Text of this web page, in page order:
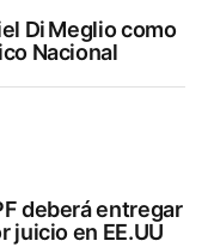
Di Meglio como
Nacional
deberá entregar
juicio en EE.UU